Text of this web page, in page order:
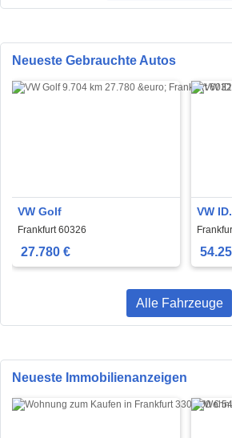
Neueste Gebrauchte Autos
VW Golf
Frankfurt 60326
27.780 €
VW
Alle Fahrzeuge
Neueste Immobilienanzeigen